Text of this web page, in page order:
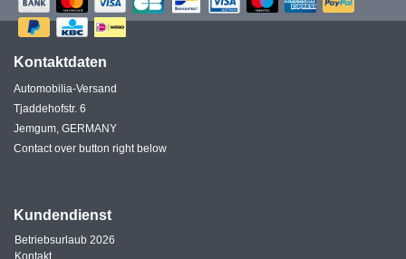
Kontaktdaten
Automobilia-Versand
Tjaddehofstr. 6
Jemgum, GERMANY
Contact over button right below
Kundendienst
Betriebsurlaub 2026
Kontakt